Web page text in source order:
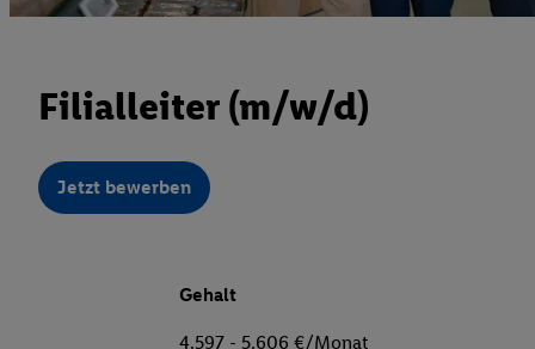
Filialleiter (m/w/d)
Jetzt bewerben
Gehalt
4.597 - 5.606 €/Monat